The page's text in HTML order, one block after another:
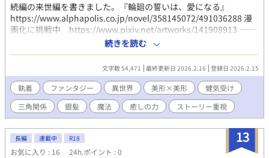
続編の来世編を書きました。『輪廻の誓いは、愛になる』
https://www.alphapolis.co.jp/novel/358145072/491036288 漫
画化に挑戦中 https://www.pixiv.net/artworks/141908913 ――
この愛は救いか、それとも災厄か。 その恋は、神話にならなかっ
た。 なぜなら、世界が先に終わったからだ。 魂を固定された月
と、 世界を壊した太陽。 巡らない二つの光だけが、 永遠に残っ
た。 ※本編には、R18表現は出てきません。番外編に、本編中の
ベッドシーンを、R18表現を用いて書いたものを載せています。
※表紙画像は、AIによって生成されたイメージです。
続きを読む
文字数 54,471 最終更新日 2026.2.16 登録日 2026.2.15
執着 ファンタジー 異世界 美形×美形
健気受け
三角関係
銀髪 魔法 癒しの力 ストーリー重視
13
長編 連載中 R18
お気に入り : 16 24h.ポイント : 0